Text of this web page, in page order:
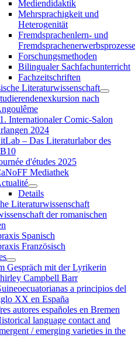
Mediendidaktik
Mehrsprachigkeit und
Heterogenität
Fremdsprachenlern- und
Fremdsprachenerwerbsprozesse
Forschungsmethoden
Bilingualer Sachfachunterricht
Fachzeitschriften
Literaturwissenschaft
nach
Internationaler Comic-Salon
2024
– Das Literaturlabor des
d'études 2025
Mediathek
Details
Literaturwissenschaft
der romanischen
Spanisch
Französisch
Gespräch mit der Lyrikerin
Campbell Barr
a principios del
XX en España
autores españoles en Bremen
language contact and
/ emerging varieties in the